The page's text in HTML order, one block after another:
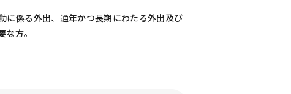
に係る外出、通年かつ長期にわたる外出及び
方。